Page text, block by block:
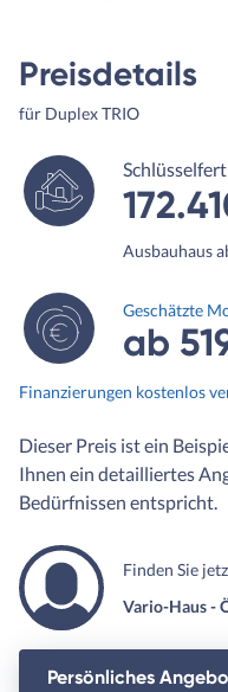
Preisdetails
für Duplex TRIO
Ausbauhaus
Geschätzte
ab
Finanzierungen kostenlos
Dieser Preis ist ein
Ihnen ein detailliertes
Bedürfnissen entspricht.
Finden Sie
Vario-Haus -
Persönliches